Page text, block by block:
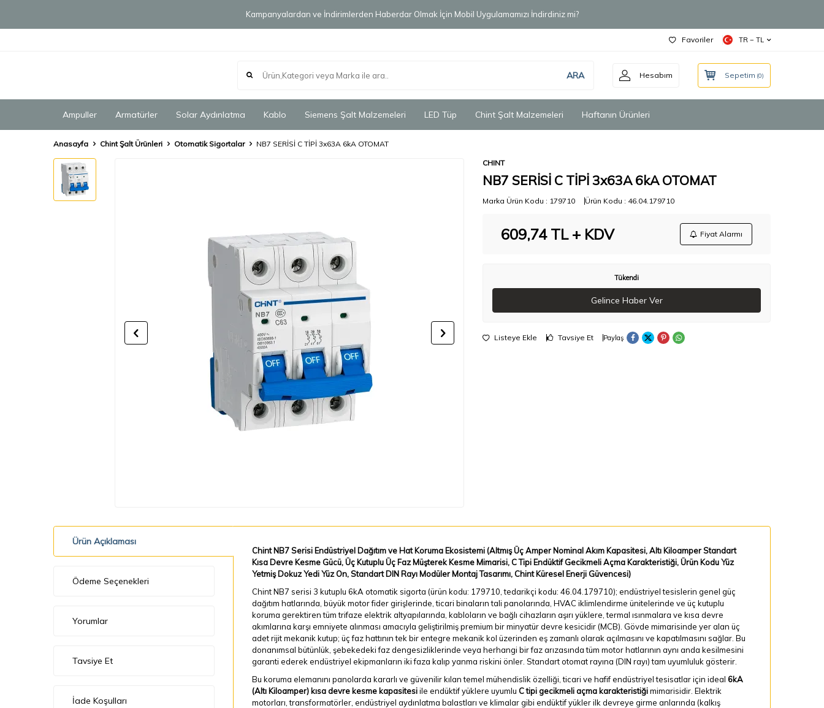
Kampanyalardan ve İndirimlerden Haberdar Olmak İçin Mobil Uygulamamızı İndirdiniz mi?
Favoriler TR − TL
ARA Hesabım Sepetim (0)
Ampuller Armatürler Solar Aydınlatma Kablo Siemens Şalt Malzemeleri LED Tüp Chint Şalt Malzemeleri Haftanın Ürünleri
Anasayfa Chint Şalt Ürünleri Otomatik Sigortalar NB7 SERİSİ C TİPİ 3x63A 6kA OTOMAT
CHINT
NB7 SERİSİ C TİPİ 3x63A 6kA OTOMAT
Marka Ürün Kodu : 179710 Ürün Kodu : 46.04.179710
609,74TL + KDV Fiyat Alarmı
Tükendi
Gelince Haber Ver
Listeye Ekle Tavsiye Et Paylaş
Ürün Açıklaması
Ödeme Seçenekleri
Yorumlar
Tavsiye Et
İade Koşulları
Chint NB7 Serisi Endüstriyel Dağıtım ve Hat Koruma Ekosistemi (Altmış Üç Amper Nominal Akım Kapasitesi, Altı Kiloamper Standart
Kısa Devre Kesme Gücü, Üç Kutuplu Üç Faz Müşterek Kesme Mimarisi, C Tipi Endüktif Gecikmeli Açma Karakteristiği, Ürün Kodu Yüz
Yetmiş Dokuz Yedi Yüz On, Standart DIN Rayı Modüler Montaj Tasarımı, Chint Küresel Enerji Güvencesi)
Chint NB7 serisi 3 kutuplu 6kA otomatik sigorta (ürün kodu: 179710, tedarikçi kodu: 46.04.179710); endüstriyel tesislerin genel güç
dağıtım hatlarında, büyük motor fider girişlerinde, ticari binaların tali panolarında, HVAC iklimlendirme ünitelerinde ve üç kutuplu
koruma gerektiren tüm trifaze elektrik altyapılarında, kabloların ve bağlı cihazların aşırı yüklere, termal ısınmalara ve kısa devre
akımlarına karşı emniyete alınması amacıyla geliştirilmiş premium bir minyatür devre kesicidir (MCB). Gövde mimarisinde yer alan üç
adet rijit mekanik kutup; üç faz hattının tek bir entegre mekanik kol üzerinden eş zamanlı olarak açılmasını ve kapatılmasını sağlar. Bu
donanımsal bütünlük, şebekedeki faz dengesizliklerinde veya herhangi bir faz arızasında tüm motor hatlarının aynı anda kesilmesini
garanti ederek endüstriyel ekipmanların iki faza kalıp yanma riskini önler. Standart otomat rayına (DIN rayı) tam uyumluluk gösterir.
Bu koruma elemanını panolarda kararlı ve güvenilir kılan temel mühendislik özelliği, ticari ve hafif endüstriyel tesisatlar için ideal 6kA
(Altı Kiloamper) kısa devre kesme kapasitesiile endüktif yüklere uyumlu C tipi gecikmeli açma karakteristiğimimarisidir. Elektrik
motorları, transformatörler, endüstriyel aydınlatma balastları ve klimalar gibi endüktif yükler ilk devreye girme anlarında (kalkış